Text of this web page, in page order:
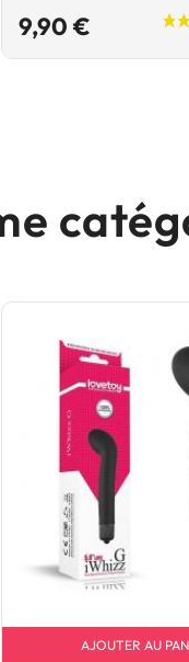
9,90 €Prix
AJOUTER AU